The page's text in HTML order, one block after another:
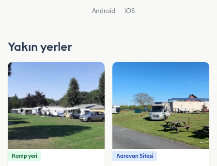
Android iOS
Yakın yerler
Kamp yeri Karavan Sitesi